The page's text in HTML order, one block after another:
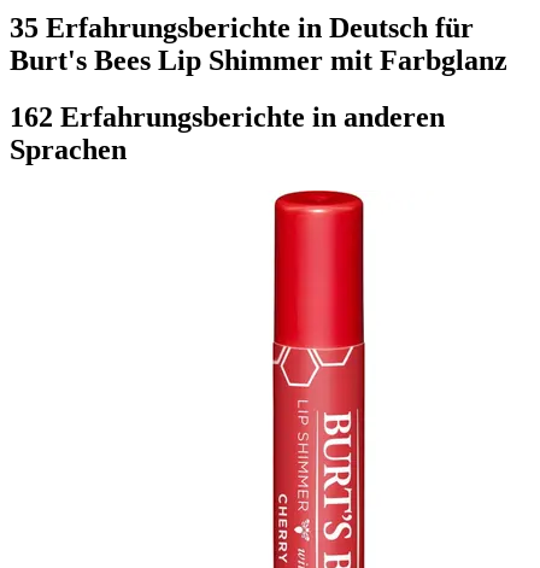
35 Erfahrungsberichte in Deutsch für
Burt's Bees Lip Shimmer mit Farbglanz
162 Erfahrungsberichte in anderen
Sprachen